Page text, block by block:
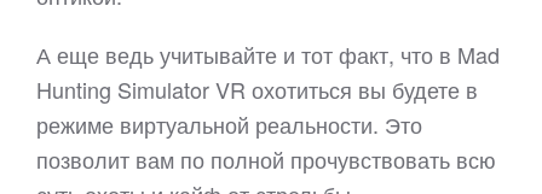
А еще ведь учитывайте и тот факт, что в Mad
Hunting Simulator VR охотиться вы будете в
режиме виртуальной реальности. Это
позволит вам по полной прочувствовать всю